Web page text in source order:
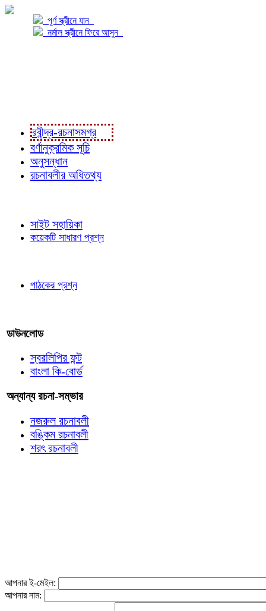
পূর্ণ স্ক্রীনে যান
নর্মাল স্ক্রীনে ফিরে আসুন
রবীন্দ্র-রচনাসমগ্র
বর্ণানুক্রমিক সূচি
অনুসন্ধান
রচনাবলীর অধিতথ্য
সাইট সহায়িকা
কয়েকটি সাধারণ প্রশ্ন
পাঠকের প্রশ্ন
ডাউনলোড
স্বরলিপির ফন্ট
বাংলা কি-বোর্ড
অন্যান্য রচনা-সম্ভার
নজরুল রচনাবলী
বঙ্কিম রচনাবলী
শরৎ রচনাবলী
আপনার ই-মেইল:
আপনার নাম: